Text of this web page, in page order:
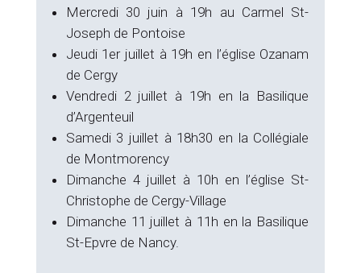
Mercredi 30 juin à 19h au Carmel St-
Joseph de Pontoise
Jeudi 1er juillet à 19h en l’église Ozanam
de Cergy
Vendredi 2 juillet à 19h en la Basilique
d’Argenteuil
Samedi 3 juillet à 18h30 en la Collégiale
de Montmorency
Dimanche 4 juillet à 10h en l’église St-
Christophe de Cergy-Village
Dimanche 11 juillet à 11h en la Basilique
St-Epvre de Nancy.